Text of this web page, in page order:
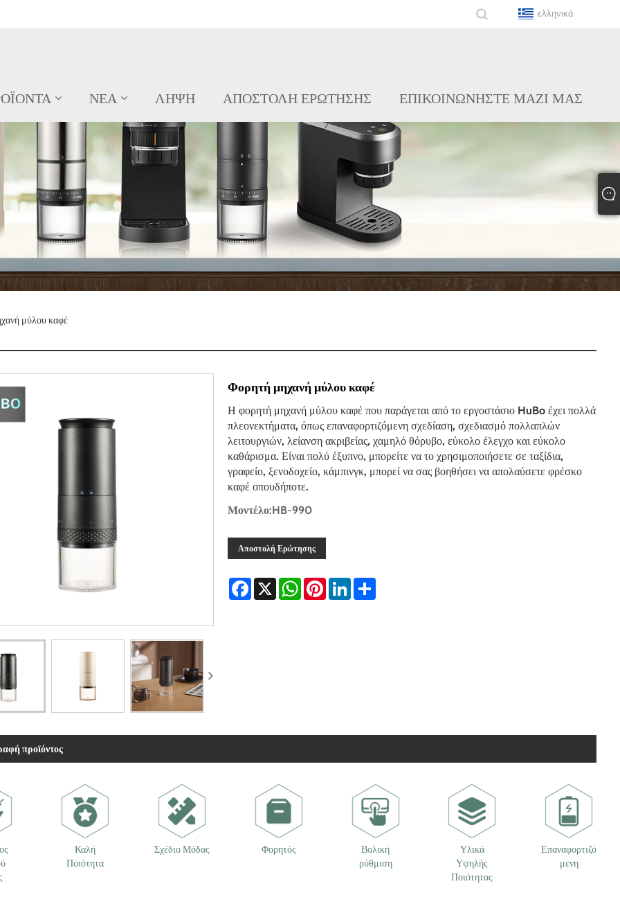
ελληνικά
ΝΈΑ ΛΉΨΗ ΑΠΟΣΤΟΛΉ ΕΡΏΤΗΣΗΣ ΕΠΙΚΟΙΝΩΝΉΣΤΕ ΜΑΖΊ ΜΑΣ
μύλου καφέ
Φορητή μηχανή μύλου καφέ
Η φορητή μηχανή μύλου καφέ που παράγεται από το εργοστάσιο HuBo έχει πολλά
πλεονεκτήματα, όπως επαναφορτιζόμενη σχεδίαση, σχεδιασμό πολλαπλών
λειτουργιών, λείανση ακριβείας, χαμηλό θόρυβο, εύκολο έλεγχο και εύκολο
καθάρισμα. Είναι πολύ έξυπνο, μπορείτε να το χρησιμοποιήσετε σε ταξίδια,
γραφείο, ξενοδοχείο, κάμπινγκ, μπορεί να σας βοηθήσει να απολαύσετε φρέσκο ​​
καφέ οπουδήποτε.
Μοντέλο:HB-990
Αποστολή Ερώτησης
Facebook
X WhatsAppPinterestLinkedIn
προϊόντος
Καλή
Ποιότητα
Σχέδιο Μόδας Φορητός
Βολική
ρύθμιση
Υλικά
Υψηλής
Ποιότητας
Επαναφορτιζό
μενη